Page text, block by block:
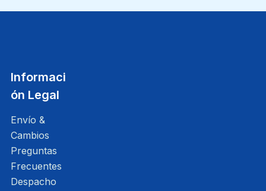
Informaci
ón Legal
Envío &
Cambios
Preguntas
Frecuentes
Despacho